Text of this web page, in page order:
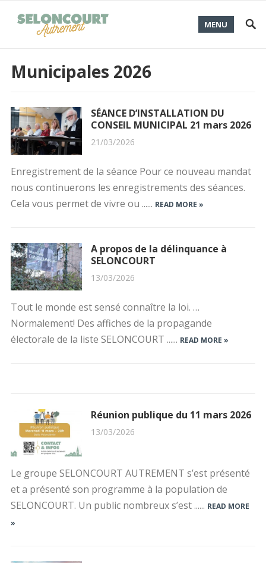
MENU
Municipales 2026
SÉANCE D’INSTALLATION DU
CONSEIL MUNICIPAL 21 mars 2026
21/03/2026
Enregistrement de la séance Pour ce nouveau mandat
nous continuerons les enregistrements des séances.
Cela vous permet de vivre ou ...... READ MORE »
A propos de la délinquance à
SELONCOURT
13/03/2026
Tout le monde est sensé connaître la loi. …
Normalement! Des affiches de la propagande
électorale de la liste SELONCOURT ...... READ MORE »
Réunion publique du 11 mars 2026
13/03/2026
Le groupe SELONCOURT AUTREMENT s’est présenté
et a présenté son programme à la population de
SELONCOURT. Un public nombreux s’est ...... READ MORE
»